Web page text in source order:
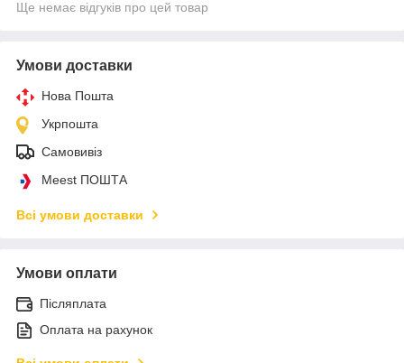
Ще немає відгуків про цей товар
Умови доставки
Нова Пошта
Укрпошта
Самовивіз
Meest ПОШТА
Всі умови доставки
Умови оплати
Післяплата
Оплата на рахунок